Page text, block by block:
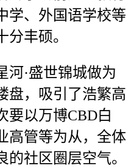
学、外国语学校等
丰硕。
·盛世锦城做为
盘，吸引了浩繁高
要以万博CBD白
高管等为从，全体
社区圈层空气。